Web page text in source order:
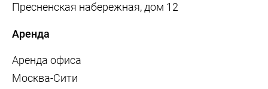
Пресненская набережная, дом 12
Аренда
Аренда офиса
Москва-Сити